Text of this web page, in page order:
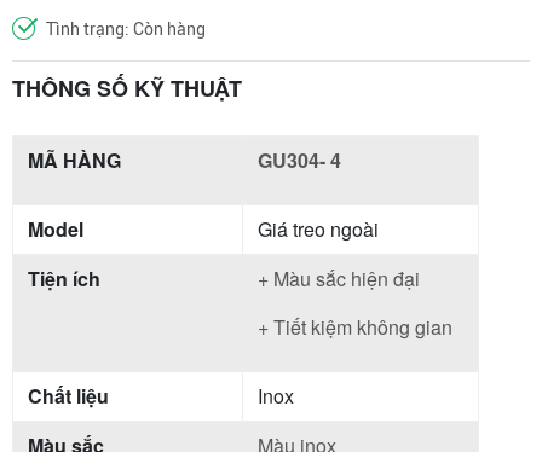
Tình trạng: Còn hàng
THÔNG SỐ KỸ THUẬT
MÃ HÀNG GU304- 4
Model
Giá treo ngoài
Tiện ích
+ Màu sắc hiện đại
+ Tiết kiệm không gian
Chất liệu
Inox
Màu sắc
Màu inox